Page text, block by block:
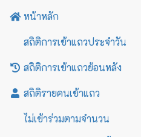
หน้าหลัก
สถิติการเข้าแถวประจำวัน
สถิติการเข้าแถวย้อนหลัง
สถิติรายคนเข้าแถว
ไม่เข้าร่วมตามจำนวน